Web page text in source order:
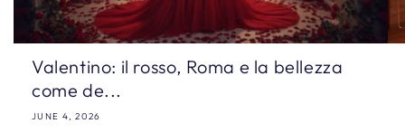
Valentino: il rosso, Roma e la bellezza
come de...
JUNE 4, 2026